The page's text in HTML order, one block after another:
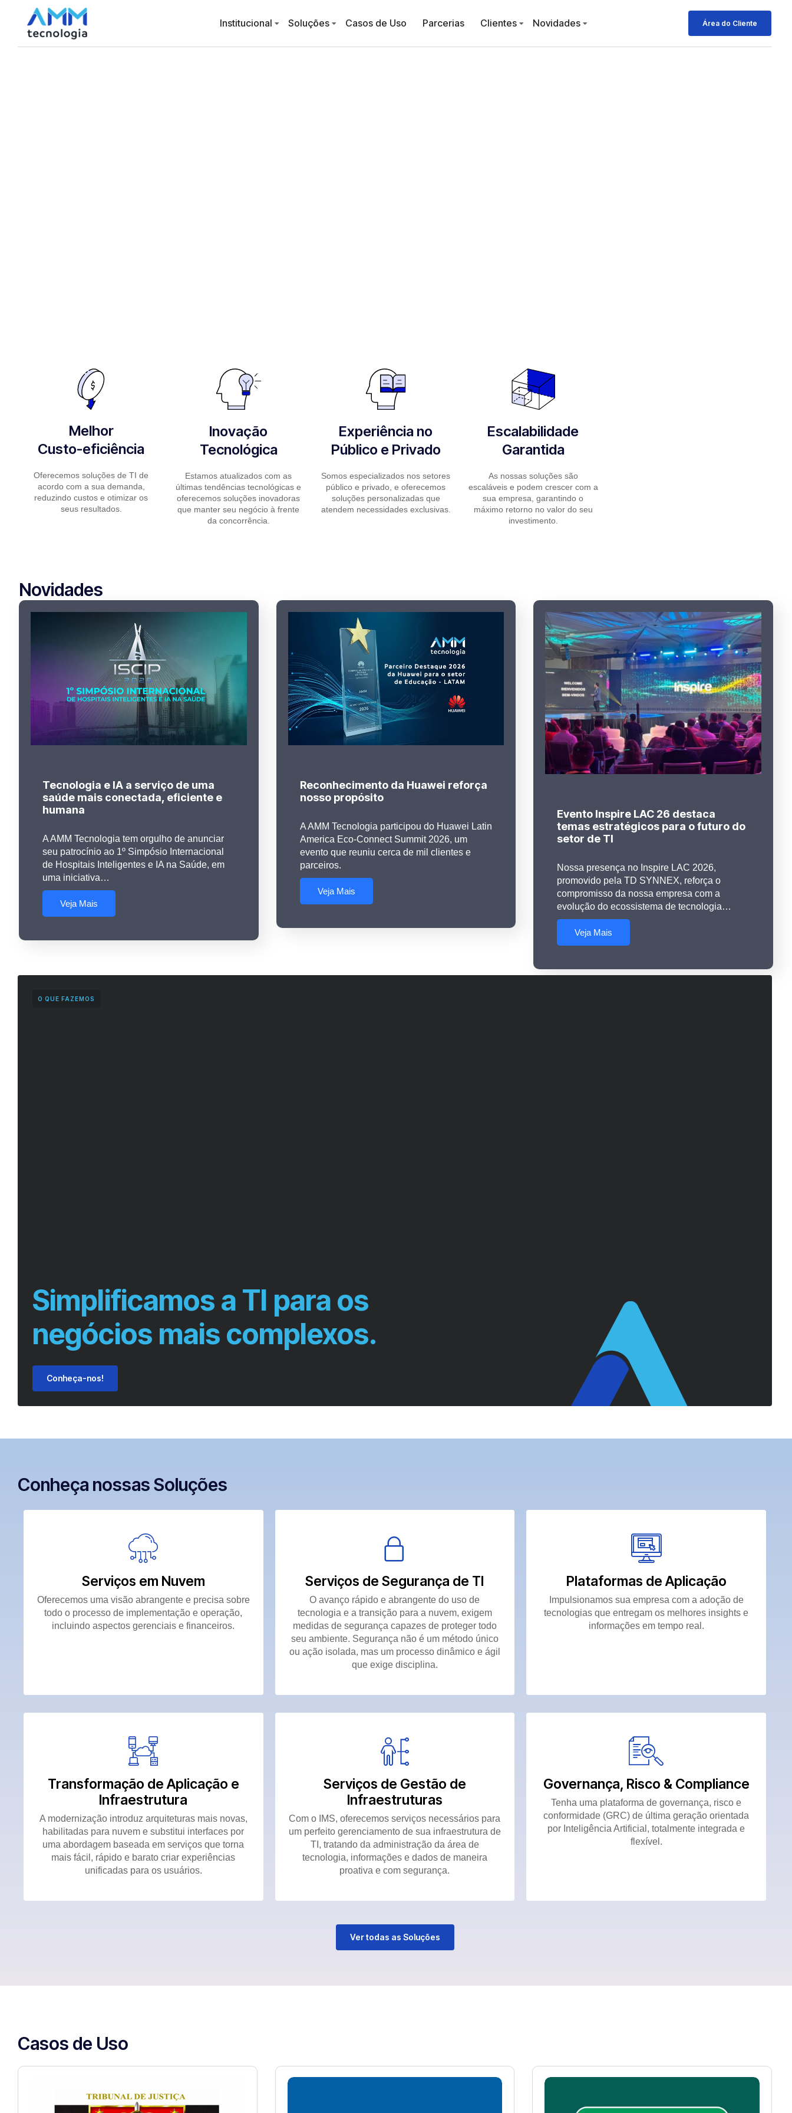
Institucional Soluções Casos de Uso Parcerias Clientes Novidades Área do Cliente
Melhor
Custo-eficiência
Oferecemos soluções de TI de
acordo com a sua demanda,
reduzindo custos e otimizar os
seus resultados.
Inovação
Tecnológica
Estamos atualizados com as
últimas tendências tecnológicas e
oferecemos soluções inovadoras
que manter seu negócio à frente
da concorrência.
Experiência no
Público e Privado
Somos especializados nos setores
público e privado, e oferecemos
soluções personalizadas que
atendem necessidades exclusivas.
Escalabilidade
Garantida
As nossas soluções são
escaláveis e podem crescer com a
sua empresa, garantindo o
máximo retorno no valor do seu
investimento.
Novidades
Tecnologia e IA a serviço de uma
saúde mais conectada, eficiente e
humana
A AMM Tecnologia tem orgulho de anunciar
seu patrocínio ao 1º Simpósio Internacional
de Hospitais Inteligentes e IA na Saúde, em
uma iniciativa…
Veja Mais
Reconhecimento da Huawei reforça
nosso propósito
A AMM Tecnologia participou do Huawei Latin
America Eco-Connect Summit 2026, um
evento que reuniu cerca de mil clientes e
parceiros.
Veja Mais
Evento Inspire LAC 26 destaca
temas estratégicos para o futuro do
setor de TI
Nossa presença no Inspire LAC 2026,
promovido pela TD SYNNEX, reforça o
compromisso da nossa empresa com a
evolução do ecossistema de tecnologia…
Veja Mais
O QUE FAZEMOS
Simplificamos a TI para os
negócios mais complexos.
Conheça-nos!
Conheça nossas Soluções
Serviços em Nuvem
Oferecemos uma visão abrangente e precisa sobre
todo o processo de implementação e operação,
incluindo aspectos gerenciais e financeiros.
Serviços de Segurança de TI
O avanço rápido e abrangente do uso de
tecnologia e a transição para a nuvem, exigem
medidas de segurança capazes de proteger todo
seu ambiente. Segurança não é um método único
ou ação isolada, mas um processo dinâmico e ágil
que exige disciplina.
Plataformas de Aplicação
Impulsionamos sua empresa com a adoção de
tecnologias que entregam os melhores insights e
informações em tempo real.
Transformação de Aplicação e
Infraestrutura
A modernização introduz arquiteturas mais novas,
habilitadas para nuvem e substitui interfaces por
uma abordagem baseada em serviços que torna
mais fácil, rápido e barato criar experiências
unificadas para os usuários.
Serviços de Gestão de
Infraestruturas
Com o IMS, oferecemos serviços necessários para
um perfeito gerenciamento de sua infraestrutura de
TI, tratando da administração da área de
tecnologia, informações e dados de maneira
proativa e com segurança.
Governança, Risco & Compliance
Tenha uma plataforma de governança, risco e
conformidade (GRC) de última geração orientada
por Inteligência Artificial, totalmente integrada e
flexível.
Ver todas as Soluções
Casos de Uso